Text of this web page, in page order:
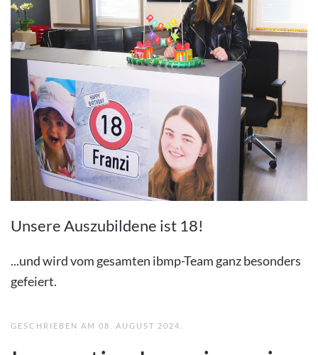
Unsere Auszubildene ist 18!
...und wird vom gesamten ibmp-Team ganz besonders
gefeiert.
GESCHRIEBEN AM 08. AUGUST 2024